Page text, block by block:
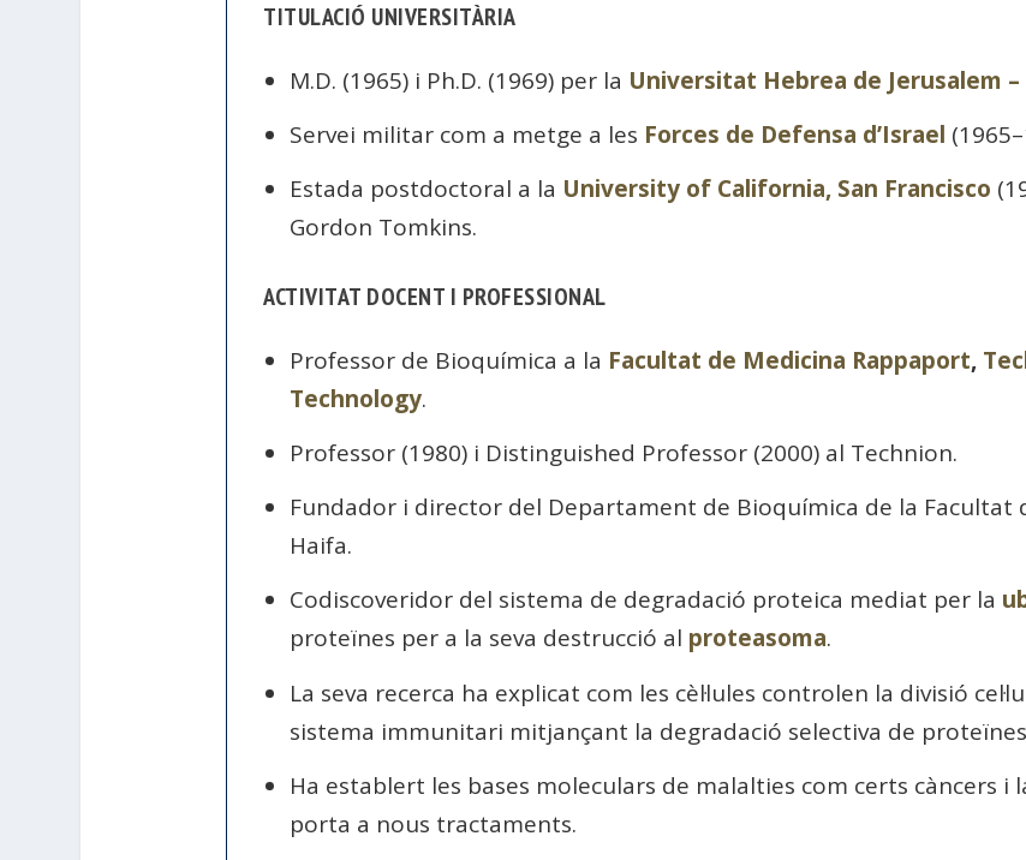
TITULACIÓ UNIVERSITÀRIA
M.D. (1965) i Ph.D. (1969) per la Universitat Hebrea de Jerusalem
Servei militar com a metge a les Forces de Defensa d’Israel
Estada postdoctoral a la University of California, San Francisco
Gordon Tomkins.
ACTIVITAT DOCENT I PROFESSIONAL
Professor de Bioquímica a la Facultat de Medicina Rappaport,
Technology.
Professor (1980) i Distinguished Professor (2000) al Technion.
Fundador i director del Departament de Bioquímica de la Facultat
Haifa.
Codiscoveridor del sistema de degradació proteica mediat per la
proteïnes per a la seva destrucció al proteasoma.
La seva recerca ha explicat com les cèl·lules controlen la divisió
sistema immunitari mitjançant la degradació selectiva de
Ha establert les bases moleculars de malalties com certs càncers
porta a nous tractaments.